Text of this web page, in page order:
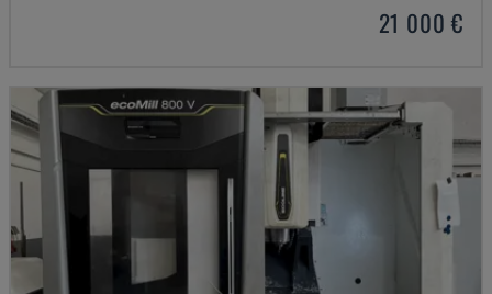
21 000 €